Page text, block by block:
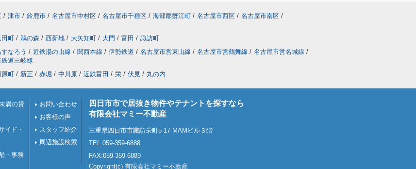
/ 津市 / 鈴鹿市 / 名古屋市中村区 / 名古屋市千種区 / 海部郡蟹江町 / 名古屋市西区 / 名古屋市南区 /
田町 / 鵜の森 / 西新地 / 大矢知町 / 大門 / 富田 / 諏訪町
なろう / 近鉄湯の山線 / 関西本線 / 伊勢鉄道 / 名古屋市営東山線 / 名古屋市営鶴舞線 / 名古屋市営名城線 /
鉄道三岐線
原町 / 新正 / 赤堀 / 中川原 / 近鉄富田 / 栄 / 伏見 / 丸の内
満の貸
イド・
・事務
お問い合わせ
お客様の声
スタッフ紹介
周辺施設検索
四日市市で居抜き物件やテナントを探すなら
有限会社マミー不動産
三重県四日市市諏訪栄町5-17 MAMビル３階
TEL:059-359-6888
FAX:059-359-6889
Copyright(c) 有限会社マミー不動産